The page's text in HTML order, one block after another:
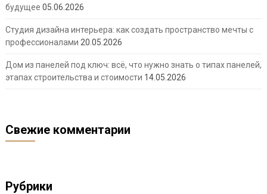
будущее 05.06.2026
Студия дизайна интерьера: как создать пространство мечты с
профессионалами 20.05.2026
Дом из панелей под ключ: всё, что нужно знать о типах панелей,
этапах строительства и стоимости 14.05.2026
Свежие комментарии
Рубрики